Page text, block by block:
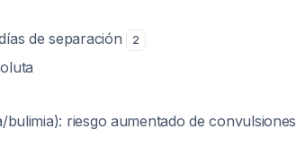
de separación 2
riesgo aumentado de convulsiones